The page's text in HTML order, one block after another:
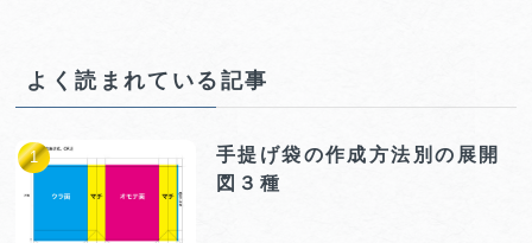
よく読まれている記事
手提げ袋の作成方法別の展開
図３種